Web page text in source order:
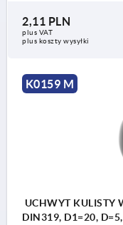
2,11 PLN
plus VAT
plus koszty wysyłki
K0159 M
UCHWYT KULISTY
DIN319, D1=20,